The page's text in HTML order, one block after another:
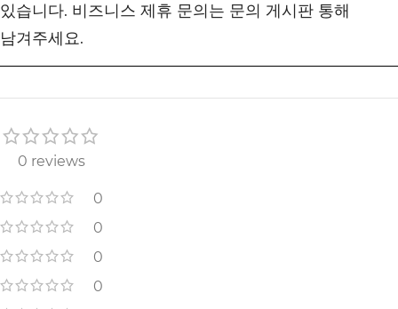
있습니다. 비즈니스 제휴 문의는 문의 게시판 통해
남겨주세요.
0 reviews
0
0
0
0